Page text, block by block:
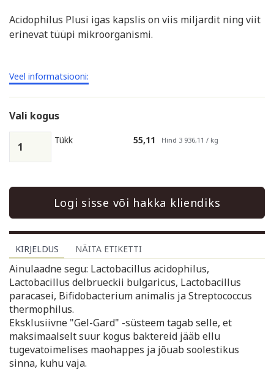
Acidophilus Plusi igas kapslis on viis miljardit ning viit
erinevat tüüpi mikroorganismi.
Veel informatsiooni:
Vali kogus
Tükk 55,11 Hind 3 936,11 / kg
Logi sisse või hakka kliendiks
KIRJELDUS NÄITA ETIKETTI
Ainulaadne segu: Lactobacillus acidophilus,
Lactobacillus delbrueckii bulgaricus, Lactobacillus
paracasei, Bifidobacterium animalis ja Streptococcus
thermophilus.
Eksklusiivne "Gel-Gard" -süsteem tagab selle, et
maksimaalselt suur kogus baktereid jääb ellu
tugevatoimelises maohappes ja jõuab soolestikus
sinna, kuhu vaja.